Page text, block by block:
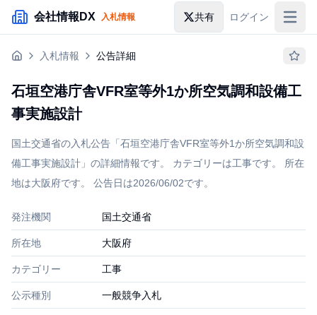
メインコンテンツにスキップ
会社情報DX 入札情報 共有 ログイン
入札情報
助成金・補助金
入札情報 公告詳細
石垣空港庁舎VFR室等外1か所空気調和設備工
事実施設計
国土交通省の入札公告「石垣空港庁舎VFR室等外1か所空気調和設
備工事実施設計」の詳細情報です。 カテゴリーは工事です。 所在
地は大阪府です。 公告日は2026/06/02です。
発注機関 国土交通省
所在地 大阪府
カテゴリー 工事
公示種別 一般競争入札